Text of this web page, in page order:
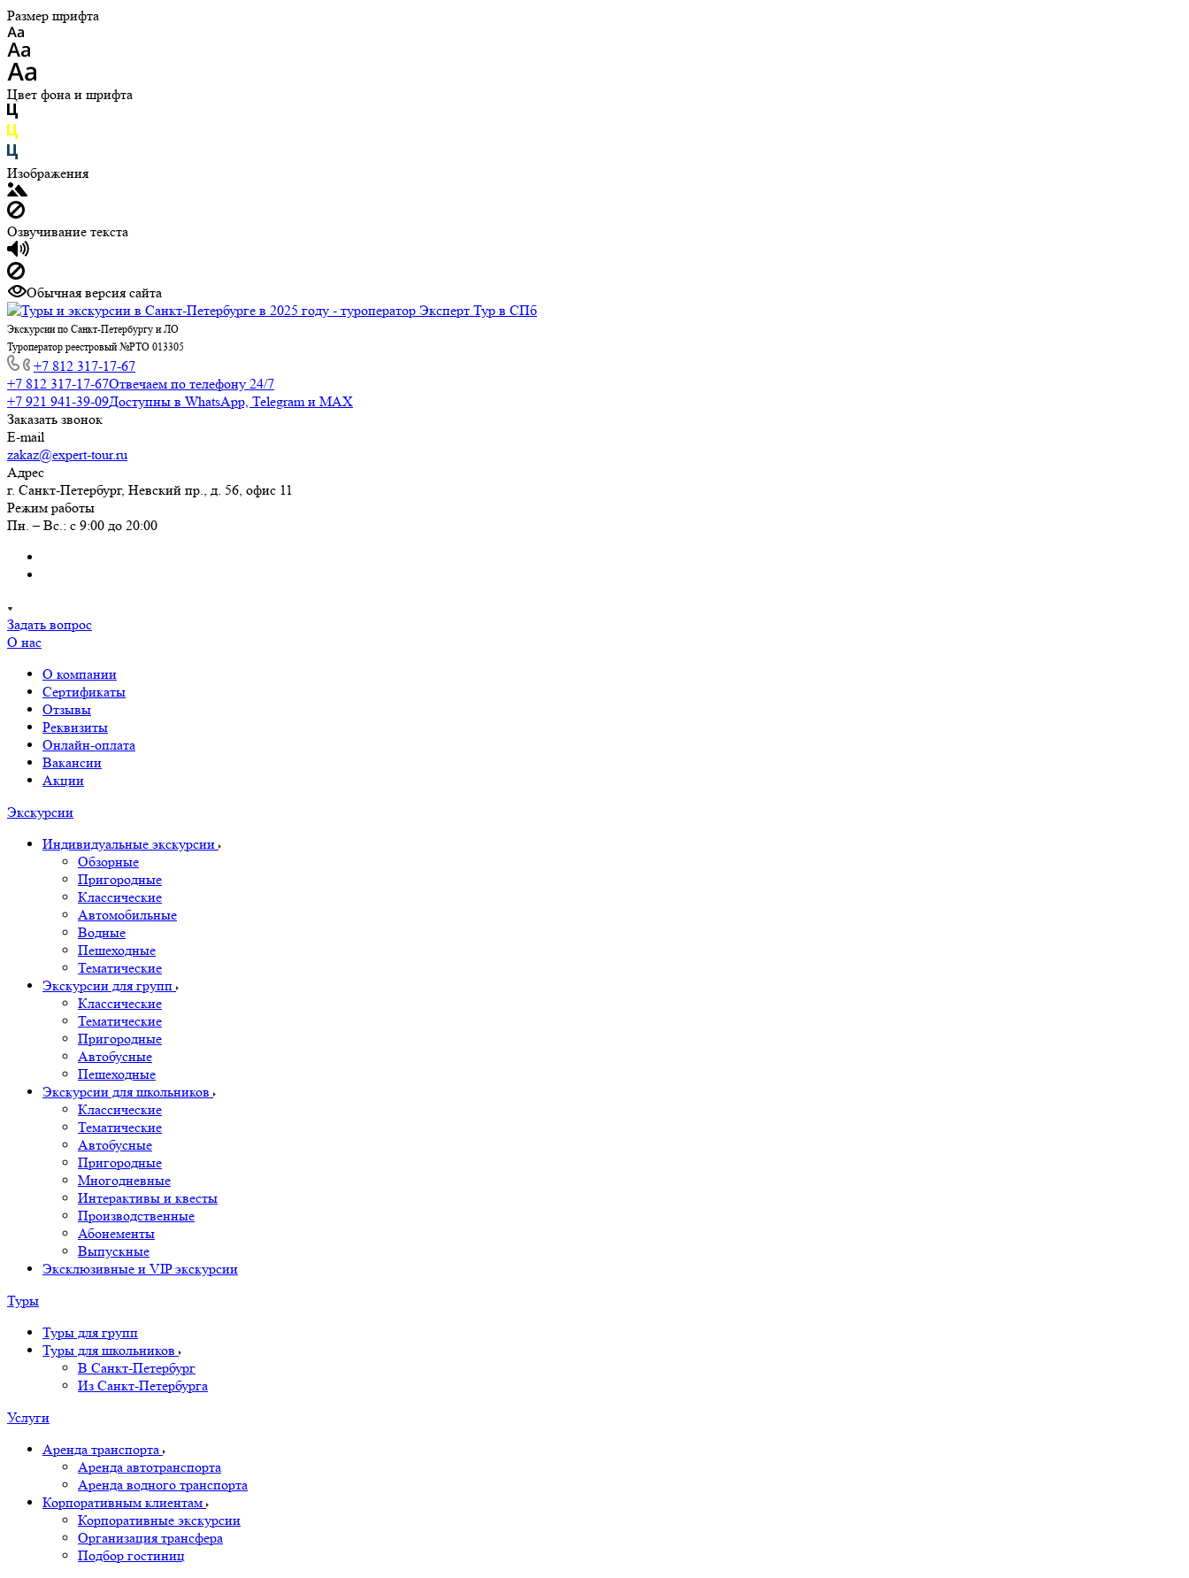
Размер шрифта
Цвет фона и шрифта
Изображения
Озвучивание текста
Обычная версия сайта
Экскурсии по Санкт-Петербургу и ЛО
Туроператор реестровый №РТО 013305
+7 812 317-17-67
+7 812 317-17-67Отвечаем по телефону 24/7
+7 921 941-39-09Доступны в WhatsApp, Telegram и MAX
Заказать звонок
E-mail
zakaz@expert-tour.ru
Адрес
г. Санкт-Петербург, Невский пр., д. 56, офис 11
Режим работы
Пн. – Вс.: с 9:00 до 20:00
Задать вопрос
О нас
О компании
Сертификаты
Отзывы
Реквизиты
Онлайн-оплата
Вакансии
Акции
Экскурсии
Индивидуальные экскурсии
Обзорные
Пригородные
Классические
Автомобильные
Водные
Пешеходные
Тематические
Экскурсии для групп
Классические
Тематические
Пригородные
Автобусные
Пешеходные
Экскурсии для школьников
Классические
Тематические
Автобусные
Пригородные
Многодневные
Интерактивы и квесты
Производственные
Абонементы
Выпускные
Эксклюзивные и VIP экскурсии
Туры
Туры для групп
Туры для школьников
В Санкт-Петербург
Из Санкт-Петербурга
Услуги
Аренда транспорта
Аренда автотранспорта
Аренда водного транспорта
Корпоративным клиентам
Корпоративные экскурсии
Организация трансфера
Подбор гостиниц